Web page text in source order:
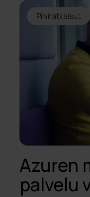
Pilviratkaisut
Azuren
palvelu